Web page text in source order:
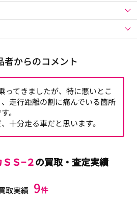
者からのコメント
ってきましたが、特に悪いとこ
走行距離の割に痛んでいる箇所
。
十分走る車だと思います。
Ｓ−２の買取・査定実績
取実績 9件